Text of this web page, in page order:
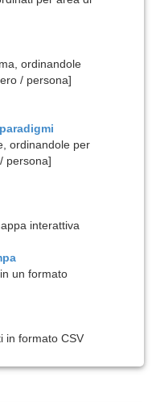
ordinandole
/ persona]
ordinandole per
persona]
interattiva
un formato
in formato CSV